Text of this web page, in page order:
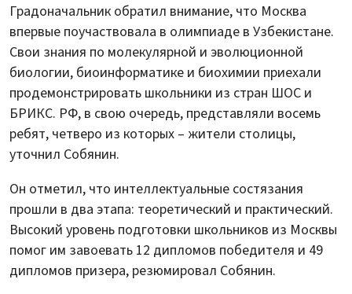
Градоначальник обратил внимание, что Москва
впервые поучаствовала в олимпиаде в Узбекистане.
Свои знания по молекулярной и эволюционной
биологии, биоинформатике и биохимии приехали
продемонстрировать школьники из стран ШОС и
БРИКС. РФ, в свою очередь, представляли восемь
ребят, четверо из которых – жители столицы,
уточнил Собянин.
Он отметил, что интеллектуальные состязания
прошли в два этапа: теоретический и практический.
Высокий уровень подготовки школьников из Москвы
помог им завоевать 12 дипломов победителя и 49
дипломов призера, резюмировал Собянин.